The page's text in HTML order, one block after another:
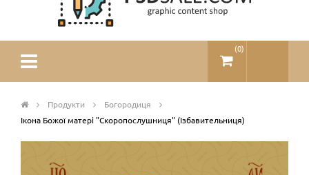
(0)
Продукти
Богородиця
Ікона Божої матері "Скоропослушниця" (Ізбавительниця)